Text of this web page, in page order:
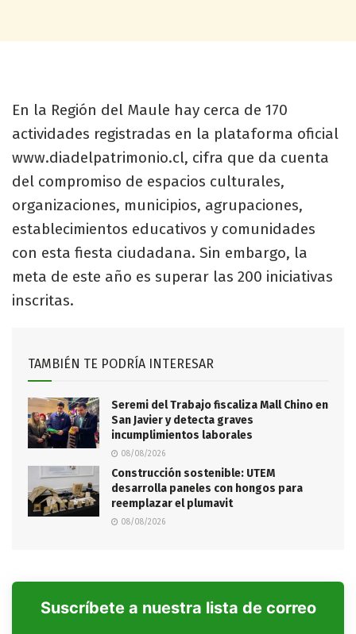
En la Región del Maule hay cerca de 170
actividades registradas en la plataforma oficial
www.diadelpatrimonio.cl, cifra que da cuenta
del compromiso de espacios culturales,
organizaciones, municipios, agrupaciones,
establecimientos educativos y comunidades
con esta fiesta ciudadana. Sin embargo, la
meta de este año es superar las 200 iniciativas
inscritas.
TAMBIÉN TE PODRÍA INTERESAR
Seremi del Trabajo fiscaliza Mall Chino en
San Javier y detecta graves
incumplimientos laborales
08/08/2026
Construcción sostenible: UTEM
desarrolla paneles con hongos para
reemplazar el plumavit
08/08/2026
Suscríbete a nuestra lista de correo